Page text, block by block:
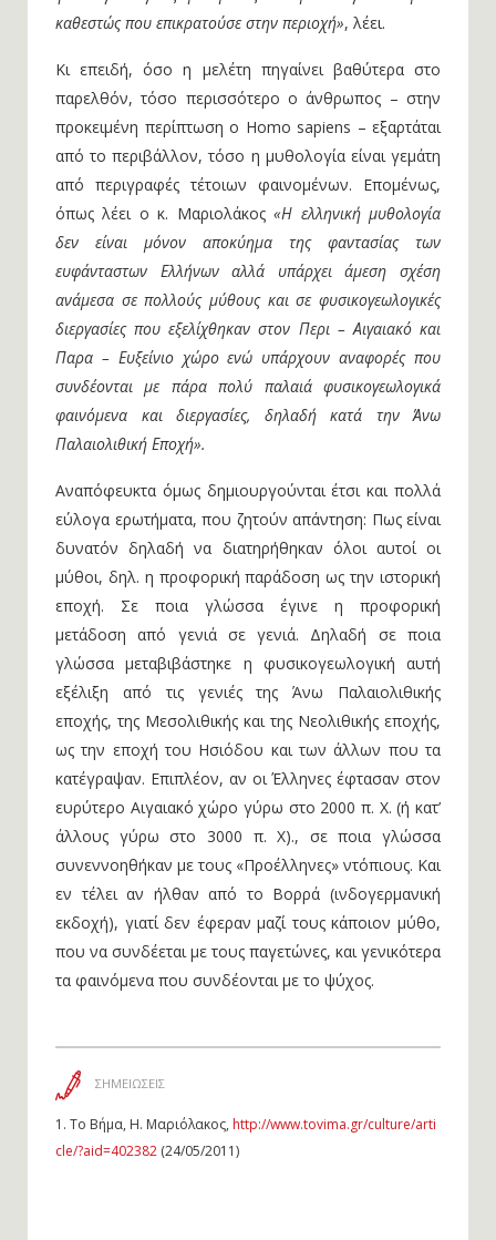
καθεστώς που επικρατούσε στην περιοχή», λέει.
Κι επειδή, όσο η μελέτη πηγαίνει βαθύτερα στο
παρελθόν, τόσο περισσότερο ο άνθρωπος – στην
προκειμένη περίπτωση ο Homo sapiens – εξαρτάται
από το περιβάλλον, τόσο η μυθολογία είναι γεμάτη
από περιγραφές τέτοιων φαινομένων. Επομένως,
όπως λέει ο κ. Μαριολάκος«Η ελληνική μυθολογία
δεν είναι μόνον αποκύημα της φαντασίας των
ευφάνταστων Ελλήνων αλλά υπάρχει άμεση σχέση
ανάμεσα σε πολλούς μύθους και σε φυσικογεωλογικές
διεργασίες που εξελίχθηκαν στον Περι – Αιγαιακό και
Παρα – Ευξείνιο χώρο ενώ υπάρχουν αναφορές που
συνδέονται με πάρα πολύ παλαιά φυσικογεωλογικά
φαινόμενα και διεργασίες,
δηλαδή κατά την Άνω
Παλαιολιθική Εποχή».
Αναπόφευκτα όμως δημιουργούνται έτσι και πολλά
εύλογα ερωτήματα, που ζητούν απάντηση: Πως είναι
δυνατόν δηλαδή να διατηρήθηκαν όλοι αυτοί οι
μύθοι, δηλ. η προφορική παράδοση ως την ιστορική
εποχή. Σε ποια γλώσσα έγινε η προφορική
μετάδοση από γενιά σε γενιά. Δηλαδή σε ποια
γλώσσα μεταβιβάστηκε η φυσικογεωλογική αυτή
εξέλιξη από τις γενιές της Άνω Παλαιολιθικής
εποχής, της Μεσολιθικής και της Νεολιθικής εποχής,
ως την εποχή του Ησιόδου και των άλλων που τα
κατέγραψαν. Επιπλέον, αν οι Έλληνες έφτασαν στον
ευρύτερο Αιγαιακό χώρο γύρω στο 2000 π. Χ. (ή κατ’
άλλους γύρω στο 3000 π. Χ)., σε ποια γλώσσα
συνεννοηθήκαν με τους «Προέλληνες» ντόπιους. Και
εν τέλει αν ήλθαν από το Βορρά (ινδογερμανική
εκδοχή), γιατί δεν έφεραν μαζί τους κάποιον μύθο,
που να συνδέεται με τους παγετώνες, και γενικότερα
τα φαινόμενα που συνδέονται με το ψύχος.
ΣΗΜΕΙΩΣΕΙΣ
1. Το Βήμα, Η. Μαριόλακος, http://www.tovima.gr/culture/arti
cle/?aid=402382 (24/05/2011)